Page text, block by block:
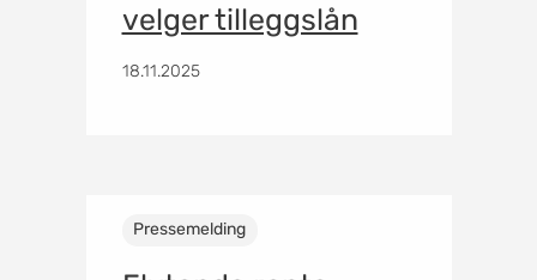
velger tilleggslån
18.11.2025
Pressemelding